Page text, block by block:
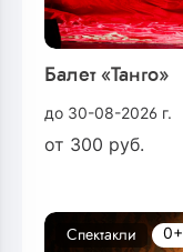
Балет «Танго»
до 30-08-2026 г.
от 300 руб.
Спектакли 0+